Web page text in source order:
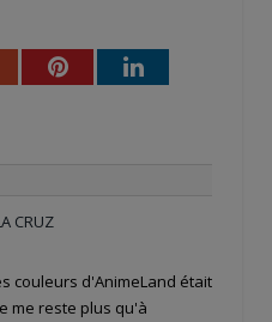
PinterestLinkedIn
CRUZ
couleurs d'AnimeLand était
me reste plus qu'à